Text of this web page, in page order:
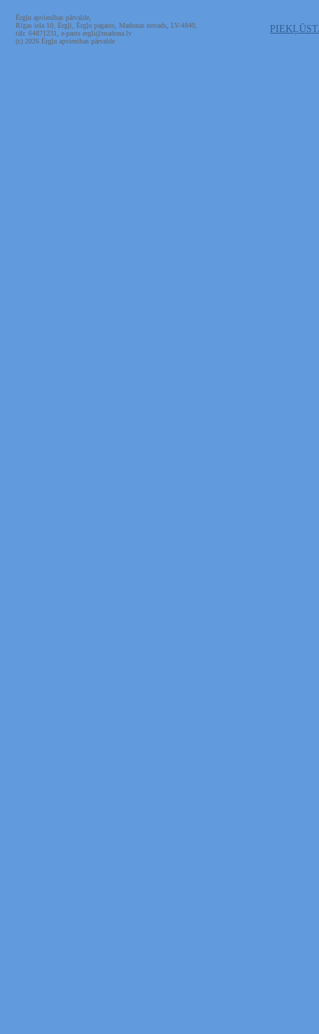
Ērgļu apvienības pārvalde,
Rīgas iela 10, Ērgļi, Ērgļu pagasts, Madonas novads, LV-4840,
tālr. 64871231, e-pasts ergli@madona.lv
(c) 2026 Ērgļu apvienības pārvalde